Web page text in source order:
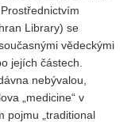
Library) se
vědeckými
jejích částech.
nebývalou,
„medicine“ v
pojmu „traditional